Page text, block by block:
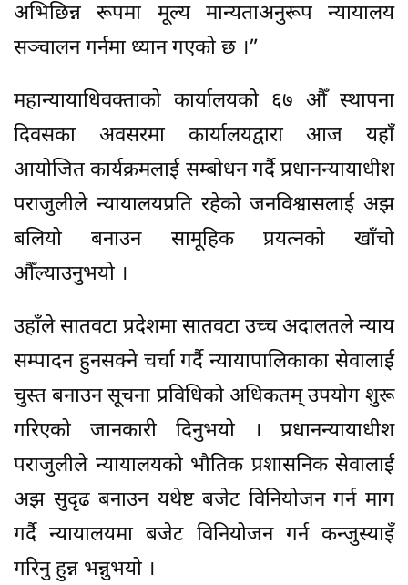
अभिछिन्न रूपमा मूल्य मान्यताअनुरूप न्यायालय
सञ्चालन गर्नमा ध्यान गएको छ ।”
महान्यायाधिवक्ताको कार्यालयको ६७ औँ स्थापना
दिवसका अवसरमा कार्यालयद्वारा आज यहाँ
आयोजित कार्यक्रमलाई सम्बोधन गर्दै प्रधानन्यायाधीश
पराजुलीले न्यायालयप्रति रहेको जनविश्वासलाई अझ
बलियो बनाउन सामूहिक प्रयत्नको खाँचो
औँल्याउनुभयो ।
उहाँले सातवटा प्रदेशमा सातवटा उच्च अदालतले न्याय
सम्पादन हुनसक्ने चर्चा गर्दै न्यायापालिकाका सेवालाई
चुस्त बनाउन सूचना प्रविधिको अधिकतम् उपयोग शुरू
गरिएको जानकारी दिनुभयो । प्रधानन्यायाधीश
पराजुलीले न्यायालयको भौतिक प्रशासनिक सेवालाई
अझ सुदृढ बनाउन यथेष्ट बजेट विनियोजन गर्न माग
गर्दै न्यायालयमा बजेट विनियोजन गर्न कन्जुस्याइँ
गरिनु हुन्न भन्नुभयो ।